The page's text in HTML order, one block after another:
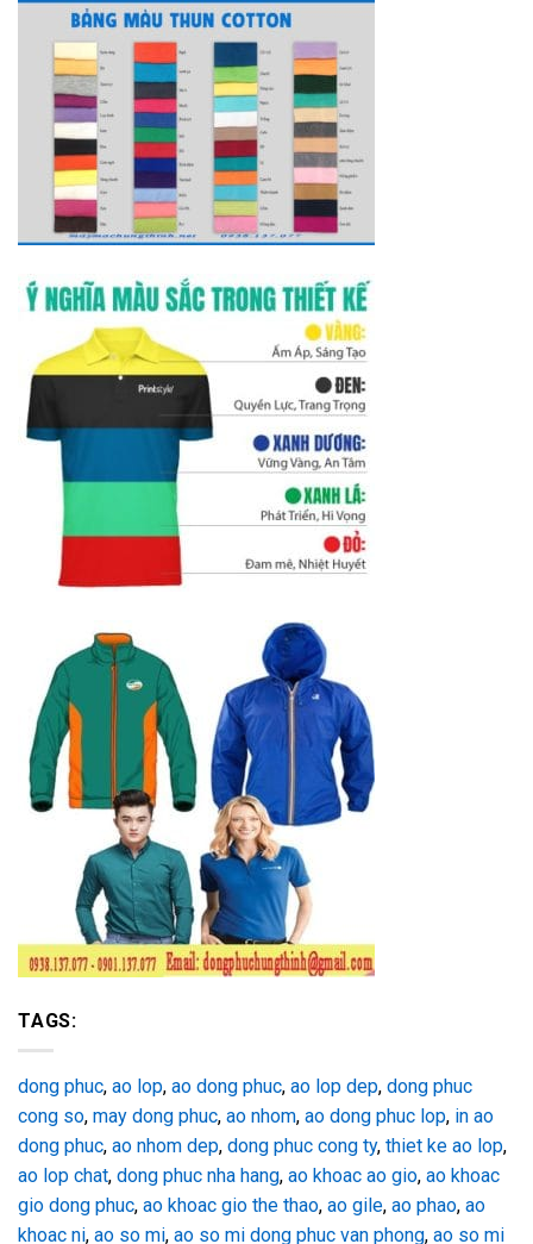
TAGS:
dong phuc, ao lop, ao dong phuc, ao lop dep, dong phuc
cong so, may dong phuc, ao nhom, ao dong phuc lop, in ao
dong phuc, ao nhom dep, dong phuc cong ty, thiet ke ao lop,
ao lop chat, dong phuc nha hang, ao khoac ao gio, ao khoac
gio dong phuc, ao khoac gio the thao, ao gile, ao phao, ao
khoac ni, ao so mi, ao so mi dong phuc van phong, ao so mi